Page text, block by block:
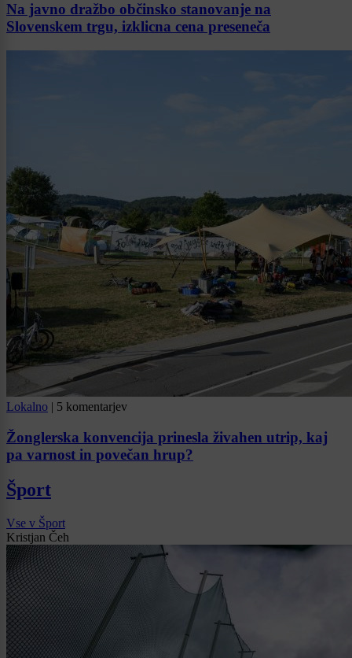
Na javno dražbo občinsko stanovanje na
Slovenskem trgu, izklicna cena preseneča
Lokalno | 5 komentarjev
Žonglerska konvencija prinesla živahen utrip, kaj
pa varnost in povečan hrup?
Šport
Vse v Šport
Kristjan Čeh